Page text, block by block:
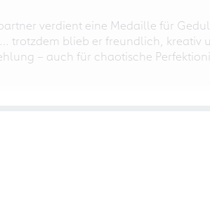
verdient eine Medaille für
blieb er freundlich, kreativ
– auch für chaotische